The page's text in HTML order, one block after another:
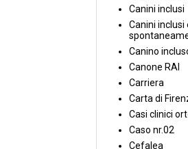
Canini inclusi
Canini inclusi
Canino
Canone RAI
Carriera
Carta di
Casi clinici
Caso nr.02
Cefalea